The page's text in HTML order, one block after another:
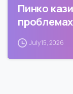
Пинко
July 15, 2026